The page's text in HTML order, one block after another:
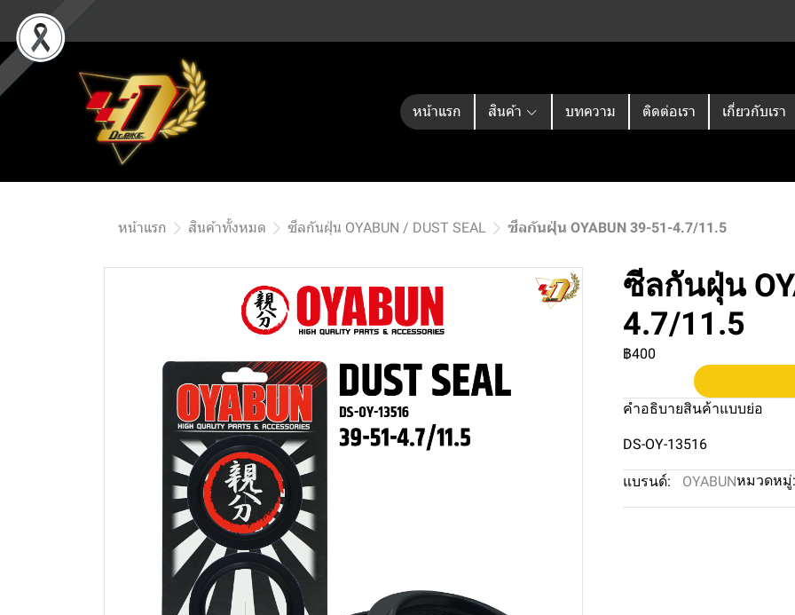
หน้าแรก สินค้า บทความ ติดต่อเรา เกี่ยวกับเรา
หน้าแรก สินค้าทั้งหมด ซีลกันฝุ่น OYABUN / DUST SEAL ซีลกันฝุ่น OYABUN 39-51-4.7/11.5
ซีลกันฝุ่น
4.7/11.5
฿400
คำอธิบายสินค้าแบบย่อ
DS-OY-13516
แบรนด์: OYABUNหมวดหมู่: